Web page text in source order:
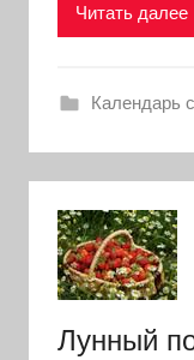
Читать далее
Календарь
Лунный